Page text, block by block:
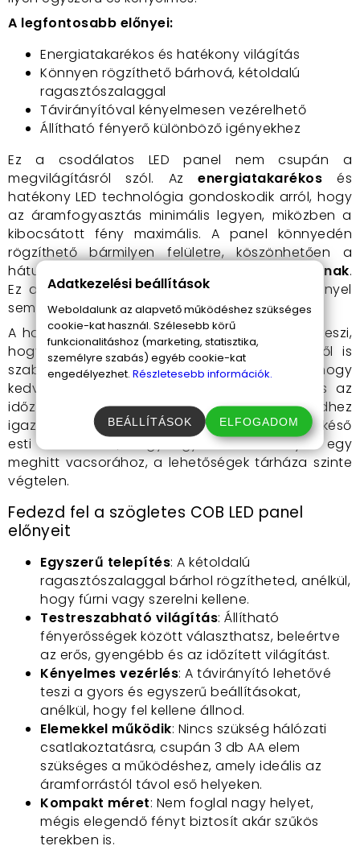
A legfontosabb előnyei:
Energiatakarékos és hatékony világítás
Könnyen rögzíthető bárhová, kétoldalú
ragasztószalaggal
Távirányítóval kényelmesen vezérelhető
Állítható fényerő különböző igényekhez
Ez a csodálatos LED panel nem csupán a
megvilágításról szól. Azenergiatakarékos és
hatékony LED technológia gondoskodik arról, hogy
az áramfogyasztás minimális legyen, miközben a
kibocsátott fény maximális. A panel könnyedén
rögzíthető bármilyen felületre, köszönhetően a
hátulján található
kétoldalú ragasztószalagnak.
Ez a telepítés szinte gyerekjáték, és nem igényel
semmilyen szaktudást vagy eszközt.
A hozzá tartozótávirányítópedig lehetővé teszi,
hogy a világítást a karosszéked kényelméből is
szabályozhasd. Kapcsold be vagy ki a fényt, ahogy
kedved tartja, vagy állítsd be a fényerőt és az
időzítést a hangulatodhoz és szükségleteidhez
igazítva. Legyen szó egy erős fénysugárról a késő
esti olvasáshoz, vagy egy halkabb fényről egy
meghitt vacsorához, a lehetőségek tárháza szinte
végtelen.
Fedezd fel a szögletes COB LED panel
előnyeit
Egyszerű telepítés: A kétoldalú
ragasztószalaggal bárhol rögzítheted, anélkül,
hogy fúrni vagy szerelni kellene.
Testreszabható világítás: Állítható
fényerősségek között választhatsz, beleértve
az erős, gyengébb és az időzített világítást.
Kényelmes vezérlés: A távirányító lehetővé
teszi a gyors és egyszerű beállításokat,
anélkül, hogy fel kellene állnod.
Elemekkel működik: Nincs szükség hálózati
csatlakoztatásra, csupán 3 db AA elem
szükséges a működéshez, amely ideális az
áramforrástól távol eső helyeken.
Kompakt méret: Nem foglal nagy helyet,
mégis elegendő fényt biztosít akár szűkös
terekben is.
Adatkezelési beállítások
Weboldalunk az alapvető működéshez szükséges
cookie-kat használ. Szélesebb körű
funkcionalitáshoz (marketing, statisztika,
személyre szabás) egyéb cookie-kat
engedélyezhet. Részletesebb információk.
BEÁLLÍTÁSOK ELFOGADOM